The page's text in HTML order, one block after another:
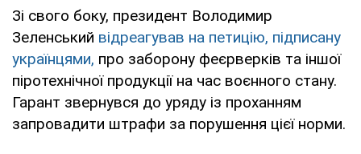
Зі свого боку, президент Володимир
Зеленський відреагував на петицію, підписану
українцями, про заборону феєрверків та іншої
піротехнічної продукції на час воєнного стану.
Гарант звернувся до уряду із проханням
запровадити штрафи за порушення цієї норми.